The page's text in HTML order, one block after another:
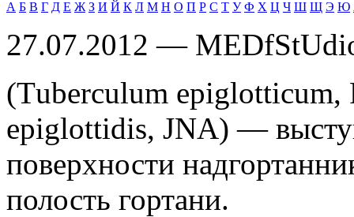
А Б В Г Д Е Ж З И Й К Л М Н О П Р С Т У Ф Х Ц Ч Ш Щ Э Ю
27.07.2012 —
(Тuberculum
epiglottidis, JNA) —
поверхности
полость гортани.